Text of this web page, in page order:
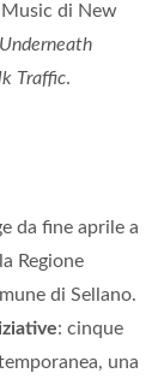
di New
Underneath
Traffic.
da fine aprile a
Regione
di Sellano.
: cinque
una